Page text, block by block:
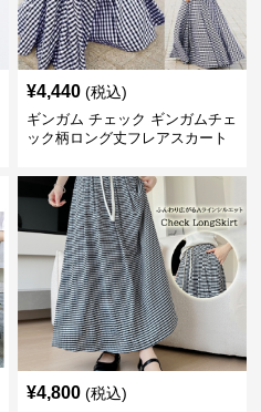
¥4,440 (税込)
ギンガム チェック ギンガムチェ
ック柄ロング丈フレアスカート
¥4,800 (税込)